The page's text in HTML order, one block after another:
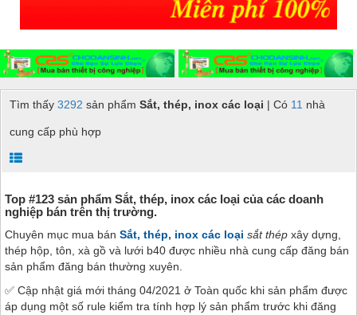
Tìm thấy 3292 sản phẩm Sắt, thép, inox các loại | Có 11 nhà
cung cấp phù hợp
Top #123 sản phẩm Sắt, thép, inox các loại của các doanh
nghiệp bán trên thị trường.
Chuyên mục mua bán Sắt, thép, inox các loại sắt thép xây dựng,
thép hộp, tôn, xà gồ và lưới b40 được nhiều nhà cung cấp đăng bán
sản phẩm đăng bán thường xuyên.
✅ Cập nhật giá mới tháng 04/2021 ở Toàn quốc khi sản phẩm được
áp dụng một số rule kiểm tra tính hợp lý sản phẩm trước khi đăng